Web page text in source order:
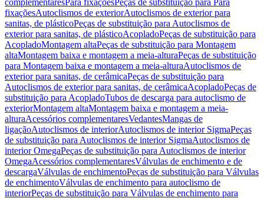
complementaresPara fixaçõesPeças de substituição para Para
fixaçõesAutoclismos de exteriorAutoclismos de exterior para
sanitas, de plásticoPeças de substituição para Autoclismos de
exterior para sanitas, de plásticoAcopladoPeças de substituição para
AcopladoMontagem altaPeças de substituição para Montagem
altaMontagem baixa e montagem a meia-alturaPeças de substituição
para Montagem baixa e montagem a meia-alturaAutoclismos de
exterior para sanitas, de cerâmicaPeças de substituição para
Autoclismos de exterior para sanitas, de cerâmicaAcopladoPeças de
substituição para AcopladoTubos de descarga para autoclismo de
exteriorMontagem altaMontagem baixa e montagem a meia-
alturaAcessórios complementaresVedantesMangas de
ligaçãoAutoclismos de interiorAutoclismos de interior SigmaPeças
de substituição para Autoclismos de interior SigmaAutoclismos de
interior OmegaPeças de substituição para Autoclismos de interior
OmegaAcessórios complementaresVálvulas de enchimento e de
descargaVálvulas de enchimentoPeças de substituição para Válvulas
de enchimentoVálvulas de enchimento para autoclismo de
interiorPeças de substituição para Válvulas de enchimento para